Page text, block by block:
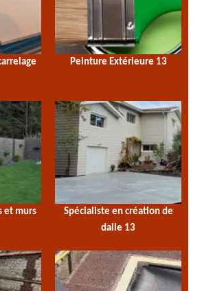
Peinture Extérieure 13
et murs
Spécialiste en création de
dalle 13